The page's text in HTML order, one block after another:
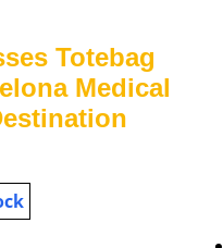
Totebag
Medical